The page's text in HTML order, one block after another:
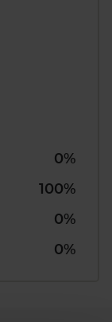
0%
100%
0%
0%